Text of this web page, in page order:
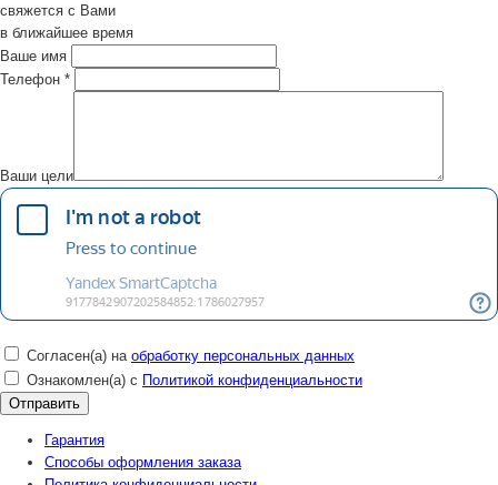
свяжется с Вами
в ближайшее время
Ваше имя
Телефон *
Ваши цели
Согласен(а) на обработку персональных данных
Ознакомлен(а) с Политикой конфиденциальности
Гарантия
Способы оформления заказа